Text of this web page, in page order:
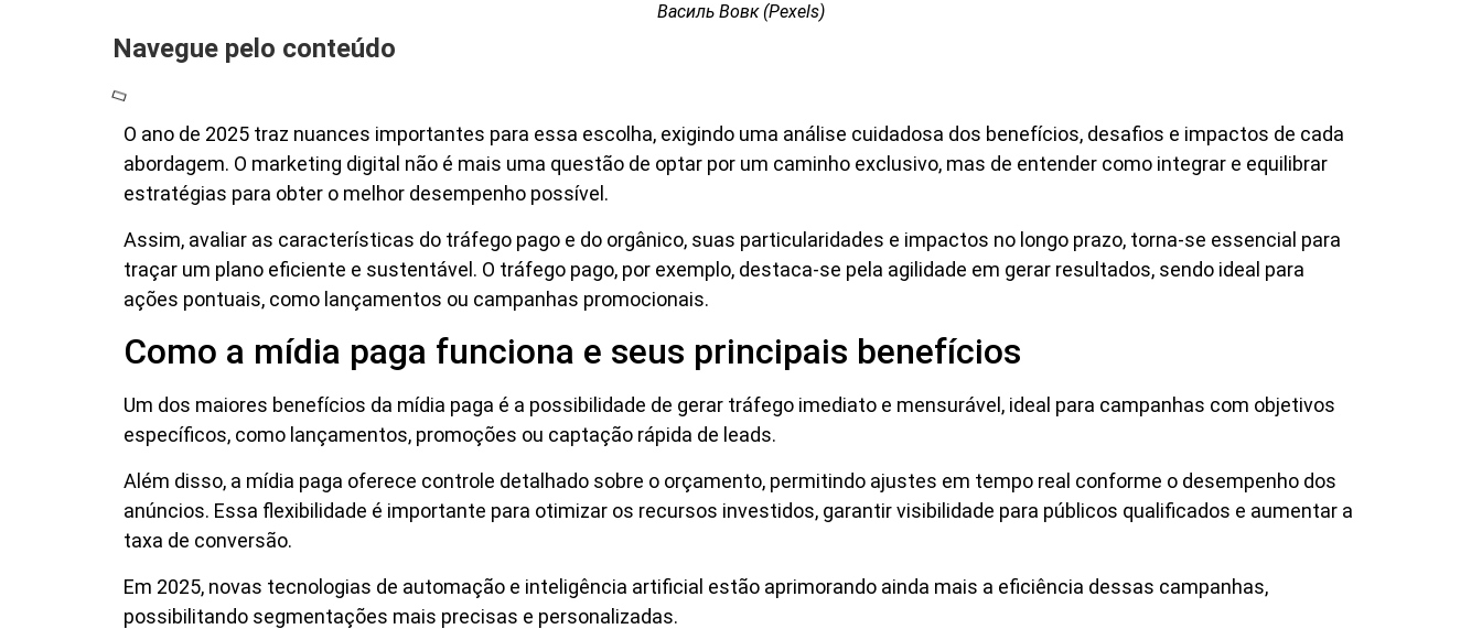
Василь Вовк (Pexels)
Navegue pelo conteúdo
O ano de 2025 traz nuances importantes para essa escolha, exigindo uma análise cuidadosa dos benefícios, desafios e impactos de cada
abordagem. O marketing digital não é mais uma questão de optar por um caminho exclusivo, mas de entender como integrar e equilibrar
estratégias para obter o melhor desempenho possível.
Assim, avaliar as características do tráfego pago e do orgânico, suas particularidades e impactos no longo prazo, torna-se essencial para
traçar um plano eficiente e sustentável. O tráfego pago, por exemplo, destaca-se pela agilidade em gerar resultados, sendo ideal para
ações pontuais, como lançamentos ou campanhas promocionais.
Como a mídia paga funciona e seus principais benefícios
Um dos maiores benefícios da mídia paga é a possibilidade de gerar tráfego imediato e mensurável, ideal para campanhas com objetivos
específicos, como lançamentos, promoções ou captação rápida de leads.
Além disso, a mídia paga oferece controle detalhado sobre o orçamento, permitindo ajustes em tempo real conforme o desempenho dos
anúncios. Essa flexibilidade é importante para otimizar os recursos investidos, garantir visibilidade para públicos qualificados e aumentar a
taxa de conversão.
Em 2025, novas tecnologias de automação e inteligência artificial estão aprimorando ainda mais a eficiência dessas campanhas,
possibilitando segmentações mais precisas e personalizadas.